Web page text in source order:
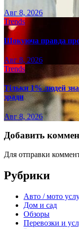
Авг 8, 2026
Trends
Шокуюча правда
Авг 8, 2026
Trends
Тільки 1% людей
зради
Авг 8, 2026
Добавить
Для отправки
Рубрики
Авто / мото
Дом и сад
Обзоры
Перевозки и